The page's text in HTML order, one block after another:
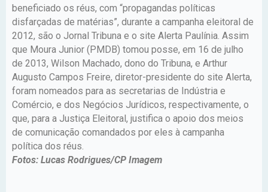
beneficiado os réus, com “propagandas políticas
disfarçadas de matérias”, durante a campanha eleitoral de
2012, são o Jornal Tribuna e o site Alerta Paulínia. Assim
que Moura Junior (PMDB) tomou posse, em 16 de julho
de 2013, Wilson Machado, dono do Tribuna, e Arthur
Augusto Campos Freire, diretor-presidente do site Alerta,
foram nomeados para as secretarias de Indústria e
Comércio, e dos Negócios Jurídicos, respectivamente, o
que, para a Justiça Eleitoral, justifica o apoio dos meios
de comunicação comandados por eles à campanha
política dos réus.
Fotos: Lucas Rodrigues/CP Imagem